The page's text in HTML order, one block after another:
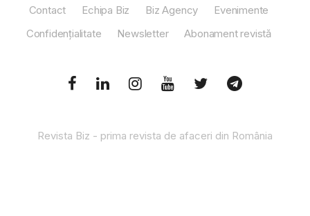
Contact Echipa Biz Biz Agency
Evenimente
Confidențialitate
Newsletter Abonament revistă
Revista Biz - prima revista de afaceri din România